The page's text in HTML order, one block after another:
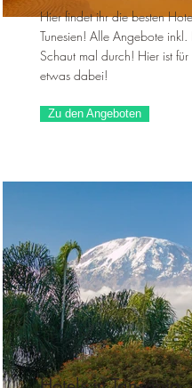
Hier findet ihr die besten
Tunesien! Alle Angebote inkl.
Schaut mal durch! Hier ist für
etwas dabei!
Zu den Angeboten